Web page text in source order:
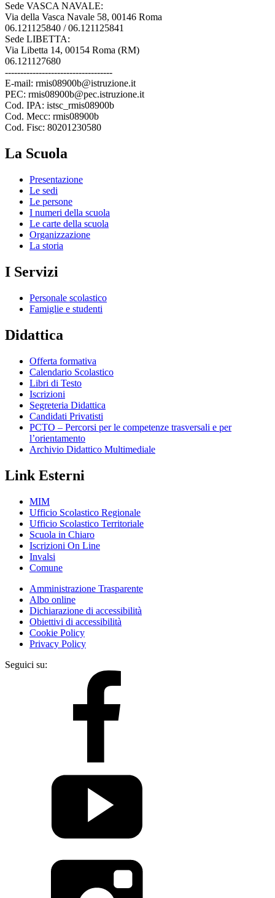
Sede VASCA NAVALE:
Via della Vasca Navale 58, 00146 Roma
06.121125840 / 06.121125841
Sede LIBETTA:
Via Libetta 14, 00154 Roma (RM)
06.121127680
-----------------------------------
E-mail: rmis08900b@istruzione.it
PEC: rmis08900b@pec.istruzione.it
Cod. IPA: istsc_rmis08900b
Cod. Mecc: rmis08900b
Cod. Fisc: 80201230580
La Scuola
Presentazione
Le sedi
Le persone
I numeri della scuola
Le carte della scuola
Organizzazione
La storia
I Servizi
Personale scolastico
Famiglie e studenti
Didattica
Offerta formativa
Calendario Scolastico
Libri di Testo
Iscrizioni
Segreteria Didattica
Candidati Privatisti
PCTO – Percorsi per le competenze trasversali e per
l’orientamento
Archivio Didattico Multimediale
Link Esterni
MIM
Ufficio Scolastico Regionale
Ufficio Scolastico Territoriale
Scuola in Chiaro
Iscrizioni On Line
Invalsi
Comune
Amministrazione Trasparente
Albo online
Dichiarazione di accessibilità
Obiettivi di accessibilità
Cookie Policy
Privacy Policy
Seguici su: